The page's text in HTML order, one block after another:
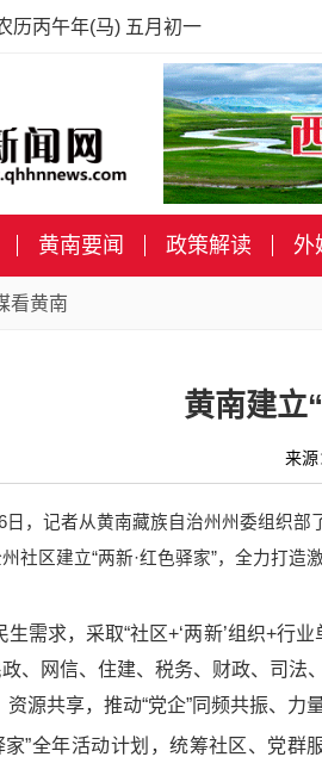
历丙午年(马) 五月初一
黄南要闻 政策解读 外
看黄南
黄南建立
来
日，记者从黄南藏族自治州州委组织部
社区建立“两新·红色驿家”，全力打
生需求，采取“社区+‘两新’组织+行
政、网信、住建、税务、财政、司
源共享，推动“党企”同频共振、力
家”全年活动计划，统筹社区、党